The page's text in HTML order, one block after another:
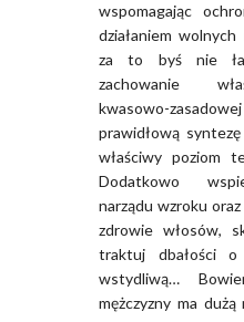
wspomagając
działaniem
za to byś nie
zachowanie
kwasowo-
prawidłową
właściwy poziom
Dodatkowo
narządu wzroku
zdrowie włosów,
traktuj dbałości
wstydliwą…
mężczyzny ma dużą